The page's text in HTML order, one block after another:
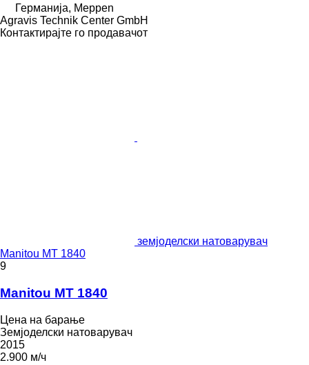
Германија, Meppen
Agravis Technik Center GmbH
Контактирајте го продавачот
земјоделски натоварувач
Manitou MT 1840
9
Manitou MT 1840
Цена на барање
Земјоделски натоварувач
2015
2.900 м/ч